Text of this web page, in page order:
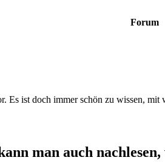
Forum
Es ist doch immer schön zu wissen,
man auch